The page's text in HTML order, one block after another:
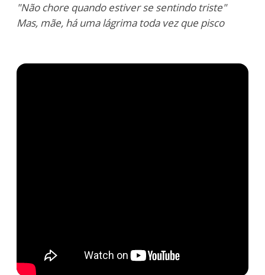
"Não chore quando estiver se sentindo triste"
Mas, mãe, há uma lágrima toda vez que pisco